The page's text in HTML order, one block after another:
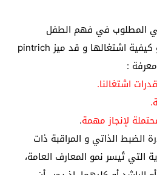
المطلوب في فهم الطفل
لسيرورة معارفه الخاصة و كيفية اشتغالها و قد ميز pintrich
:
اشتغالنا.
لإنجاز مهمة.
الضبط الذاتي و المراقبة ذات
التي تُيسر نمو المعارف العامة،